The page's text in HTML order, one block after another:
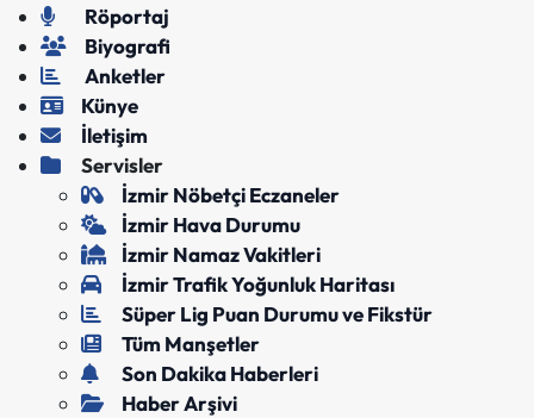
Röportaj
Biyografi
Anketler
Künye
İletişim
Servisler
İzmir Nöbetçi Eczaneler
İzmir Hava Durumu
İzmir Namaz Vakitleri
İzmir Trafik Yoğunluk Haritası
Süper Lig Puan Durumu ve Fikstür
Tüm Manşetler
Son Dakika Haberleri
Haber Arşivi